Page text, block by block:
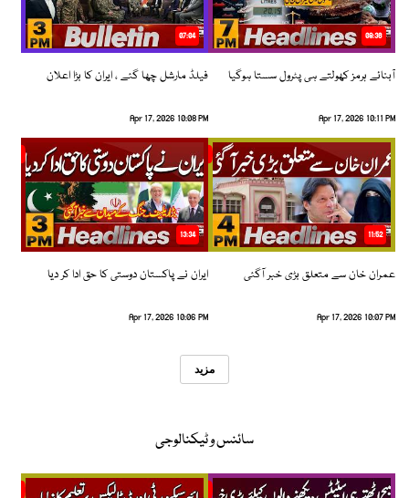
08:36
آبنائے ہرمز کھولتے ہی پٹرول سستا ہوگیا
Apr 17, 2026 10:11 PM
07:04
فیلڈ مارشل چھا گئے ، ایران کا بڑا اعلان
Apr 17, 2026 10:08 PM
11:52
عمران خان سے متعلق بڑی خبر آگئی
Apr 17, 2026 10:07 PM
13:34
ایران نے پاکستان دوستی کا حق ادا کر دیا
Apr 17, 2026 10:06 PM
مزید
سائنس و ٹیکنالوجی